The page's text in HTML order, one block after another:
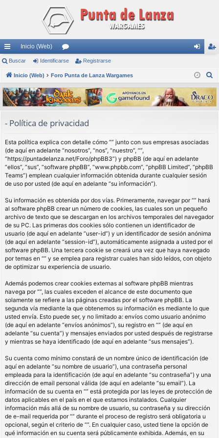
nl
ac
es
rá
s
Inicio (Web)
or
os nti
fic
ar
ist
ra
rs
Buscar Identificarse Registrarse
Inicio (Web) Foro Punta de Lanza Wargames
s
c
- Política de privacidad
Esta política explica con detalle cómo “” junto con sus empresas asociadas
(de aquí en adelante “nosotros”, “nos”, “nuestro”, “”,
“https://puntadelanza.net/Foro/phpBB3”) y phpBB (de aquí en adelante
“ellos”, “sus”, “software phpBB”, “www.phpbb.com”, “phpBB Limited”, “phpBB
Teams”) emplean cualquier información obtenida durante cualquier sesión
de uso por usted (de aquí en adelante “su información”).
Su información es obtenida por dos vías. Primeramente, navegar por “” hará
al software phpBB crear un número de cookies, las cuales son un pequeño
archivo de texto que se descargan en los archivos temporales del navegador
de su PC. Las primeras dos cookies sólo contienen un identificador de
usuario (de aquí en adelante “user-id”) y un identificador de sesión anónima
(de aquí en adelante “session-id”), automáticamente asignada a usted por el
software phpBB. Una tercera cookie se creará una vez que haya navegado
por temas en “” y se emplea para registrar cuales han sido leídos, con objeto
de optimizar su experiencia de usuario.
Además podemos crear cookies externas al software phpBB mientras
navega por “”, las cuales exceden el alcance de este documento que
solamente se refiere a las páginas creadas por el software phpBB. La
segunda vía mediante la que obtenemos su información es mediante lo que
usted envía. Esto puede ser, y no limitado a: envíos como usuario anónimo
(de aquí en adelante “envíos anónimos”), su registro en “” (de aquí en
adelante “su cuenta”) y mensajes enviados por usted después de registrarse
y mientras se haya identificado (de aquí en adelante “sus mensajes”).
Su cuenta como mínimo constará de un nombre único de identificación (de
aquí en adelante “su nombre de usuario”), una contraseña personal
empleada para la identificación (de aquí en adelante “su contraseña”) y una
dirección de email personal válida (de aquí en adelante “su email”). La
información de su cuenta en “” está protegida por las leyes de protección de
datos aplicables en el país en el que estamos instalados. Cualquier
información más allá de su nombre de usuario, su contraseña y su dirección
de e-mail requerida por “” durante el proceso de registro será obligatoria u
opcional, según el criterio de “”. En cualquier caso, usted tiene la opción de
qué información en su cuenta será públicamente exhibida. Además, en su